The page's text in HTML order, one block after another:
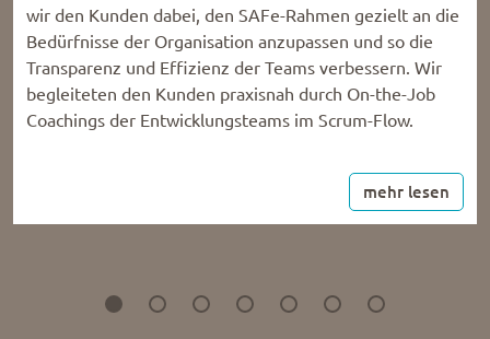
wir den Kunden dabei, den SAFe-Rahmen gezielt an die
Bedürfnisse der Organisation anzupassen und so die
Transparenz und Effizienz der Teams verbessern. Wir
begleiteten den Kunden praxisnah durch On-the-Job
Coachings der Entwicklungsteams im Scrum-Flow.
mehr lesen